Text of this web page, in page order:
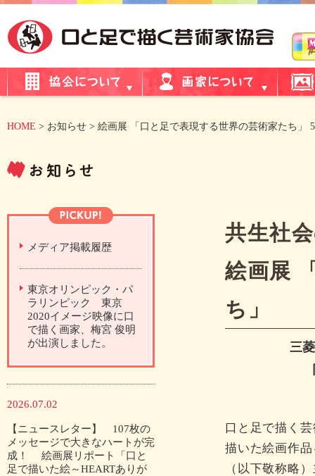
HOME > お知らせ > 絵画展 「口と足で表現する世界の芸術家たち」
メディア掲載履歴
東京オリンピック・パ
ラリンピック 東京
2020イメージ映像に口
で描く画家、梅宮 俊明
が出演しました。
2026.07.02
【ニュースレター】 107枚の
メッセージで大きなハートが完
成！ 絵画展リポート「口と
足で描いた絵～HEARTありが
共生社
絵画展
ち」
三
口と足で描く
描いた絵画作
（以下敬称略